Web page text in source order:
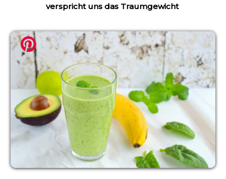
verspricht uns das Traumgewicht